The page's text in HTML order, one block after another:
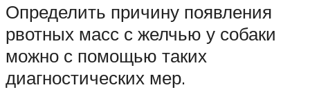
Определить причину появления
рвотных масс с желчью у собаки
можно с помощью таких
диагностических мер.